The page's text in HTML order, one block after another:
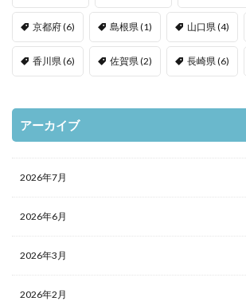
京都府(6) 島根県 (1) 山口県 (4)
香川県 (6) 佐賀県 (2) 長崎県 (6)
アーカイブ
2026年7月
2026年6月
2026年3月
2026年2月